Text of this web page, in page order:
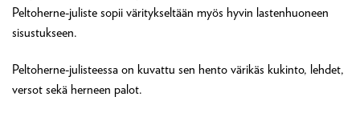
Peltoherne-juliste sopii väritykseltään myös hyvin lastenhuoneen
sisustukseen.
Peltoherne-julisteessa on kuvattu sen hento värikäs kukinto, lehdet,
versot sekä herneen palot.